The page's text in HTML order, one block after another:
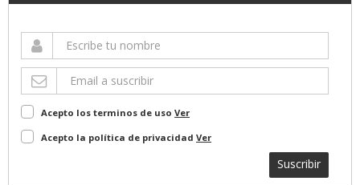
Acepto los terminos de uso Ver
Acepto la política de privacidad Ver
Suscribir